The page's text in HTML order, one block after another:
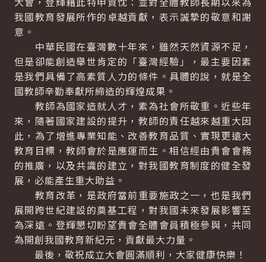
我國教育發展所作的卓越貢獻，表示誠摯的敬意和謝
意。
中華民國在臺灣數十年來，雖然天然資源不足，
但是卻能創造舉世肯定的「臺灣經驗」，最主要因素
是我們具備了高素質人力的條件。具體的說，就是全
國教師辛勤奉獻所締造的輝煌成果。
教師為國家造就人才，素為社會所敬重。近些年
來，隨著國家建設的提升，教師的責任越來越重大因
此，為了增進專業知能、改善教育品質、實現更遠大
教育目標，教師會於是應運而生。相信經由貴會會務
的推廣，以及共識的建立，對我國教育制度的健全發
展，必能產生重大助益。
教育改革，是政府當前重要施政之一，也是我們
展開跨世紀建設的奠基工程，對我國未來發展影響至
為深遠。登輝懇切盼望貴會全體會員積極參與，共同
為開創我國教育新紀元，貢獻最大力量。
最後，敬祝成立大會圓滿順利，大家健康快樂！